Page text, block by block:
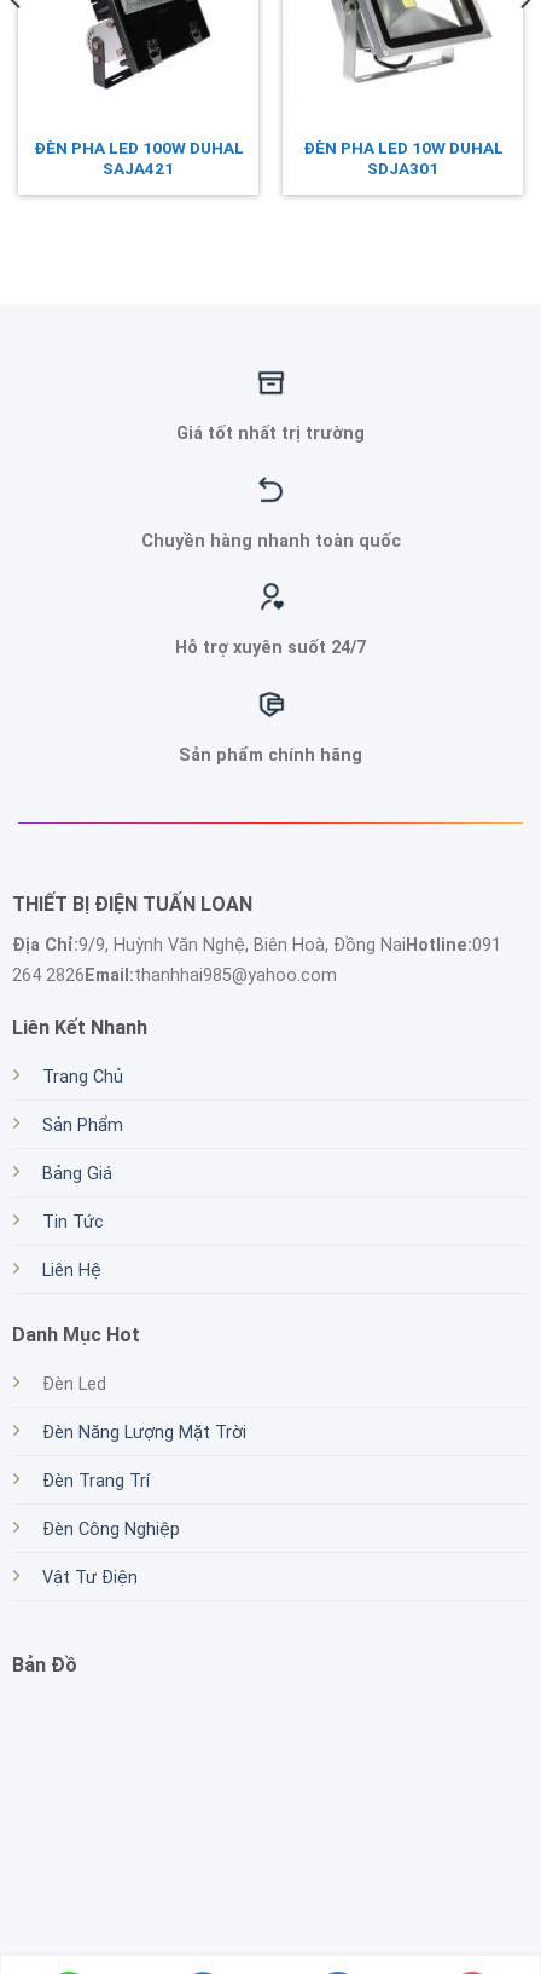
ĐÈN PHA LED 100W DUHAL
SAJA421
ĐÈN PHA LED 10W DUHAL
SDJA301
Giá tốt nhất trị trường
Chuyền hàng nhanh toàn quốc
Hỗ trợ xuyên suốt 24/7
Sản phẩm chính hãng
THIẾT BỊ ĐIỆN TUẤN LOAN
Địa Chỉ:9/9, Huỳnh Văn Nghệ, Biên Hoà, Đồng Nai Hotline:091
264 2826 Email:thanhhai985@yahoo.com
Liên Kết Nhanh
Trang Chủ
Sản Phẩm
Bảng Giá
Tin Tức
Liên Hệ
Danh Mục Hot
Đèn Led
Đèn Năng Lượng Mặt Trời
Đèn Trang Trí
Đèn Công Nghiệp
Vật Tư Điện
Bản Đồ